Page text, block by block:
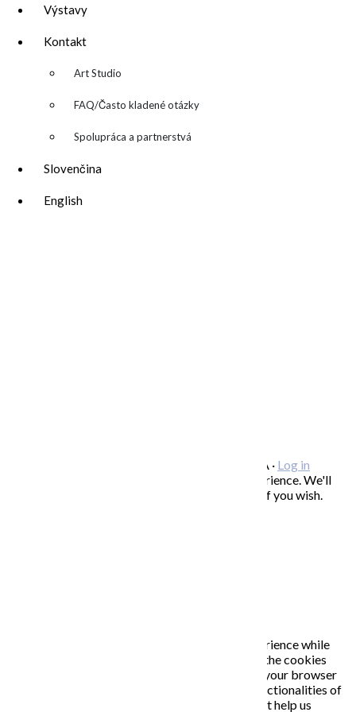
Výstavy
Kontakt
▼ Art Studio
FAQ/Často kladené otázky
Spolupráca a partnerstvá
Slovenčina
English
Copyright © 2026 KATARÍNA S. KALMANOVÁ · Log in
This website uses cookies to improve your experience. We'll
assume you're ok with this, but you can opt-out if you wish.
This website uses cookies to improve your experience while
you navigate through the website. Out of these, the cookies
that are categorized as necessary are stored on your browser
as they are essential for the working of basic functionalities of
the website. We also use third-party cookies that help us